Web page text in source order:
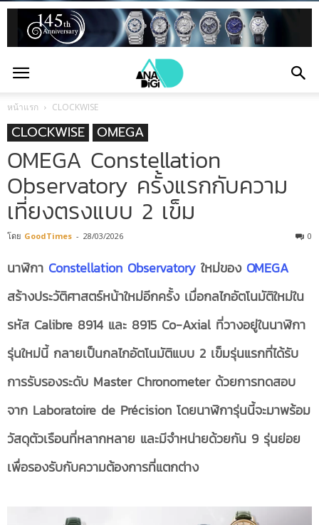
หน้าแรก CLOCKWISE
CLOCKWISE OMEGA
OMEGA Constellation
Observatory ครั้งแรกกับความ
เที่ยงตรงแบบ 2 เข็ม
โดย GoodTimes - 28/03/2026 0
นาฬิกา Constellation Observatory ใหม่ของ OMEGA
สร้างประวัติศาสตร์หน้าใหม่อีกครั้ง เมื่อกลไกอัตโนมัติใหม่ใน
รหัส Calibre 8914 และ 8915 Co-Axial ที่วางอยู่ในนาฬิกา
รุ่นใหม่นี้ กลายเป็นกลไกอัตโนมัติแบบ 2 เข็มรุ่นแรกที่ได้รับ
การรับรองระดับ Master Chronometer ด้วยการทดสอบ
จาก Laboratoire de Précision โดยนาฬิการุ่นนี้จะมาพร้อม
วัสดุตัวเรือนที่หลากหลาย และมีจำหน่ายด้วยกัน 9 รุ่นย่อย
เพื่อรองรับกับความต้องการที่แตกต่าง